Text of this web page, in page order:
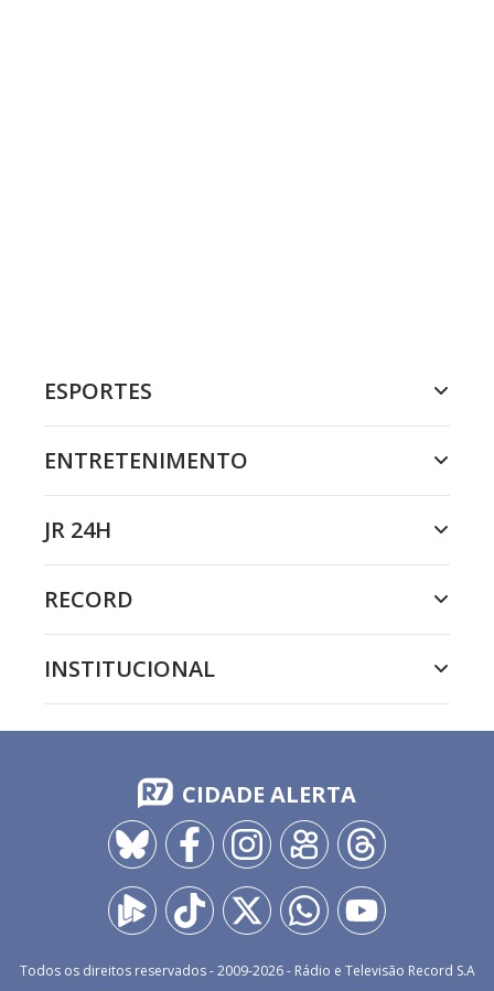
ESPORTES
ENTRETENIMENTO
JR 24H
RECORD
INSTITUCIONAL
CIDADE ALERTA
Todos os direitos reservados - 2009-2026- Rádio e Televisão Record S.A